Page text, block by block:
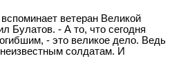
ветеран Великой
Булатов. - А то, что сегодня
- это великое дело. Ведь
солдатам. И